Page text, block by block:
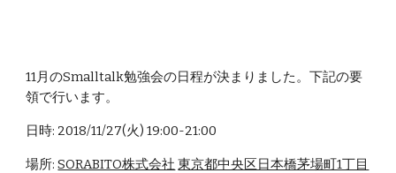
11月のSmalltalk勉強会の日程が決まりました。下記の要
領で行います。
日時: 2018/11/27(火) 19:00-21:00
場所: SORABITO株式会社 東京都中央区日本橋茅場町1丁目